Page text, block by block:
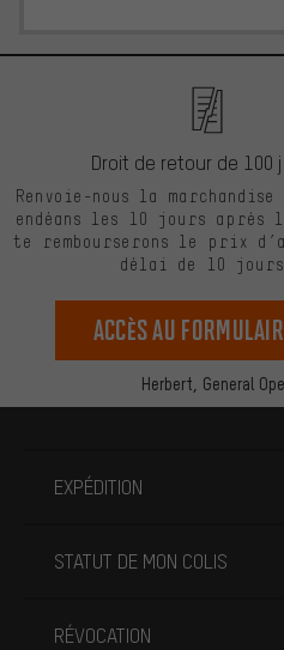
Herbert, General
Droit de retour de 100
Renvoie-nous la
endéans les 10 jours après
te rembourserons le prix
délai de 10
Accès au
EXPÉDITION
STATUT DE MON COLIS
RÉVOCATION